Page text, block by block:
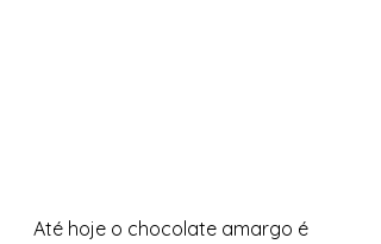
Até hoje o chocolate amargo é